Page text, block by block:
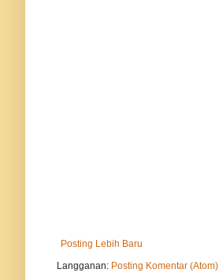
Posting Lebih Baru
Langganan: Posting Komentar (Atom)